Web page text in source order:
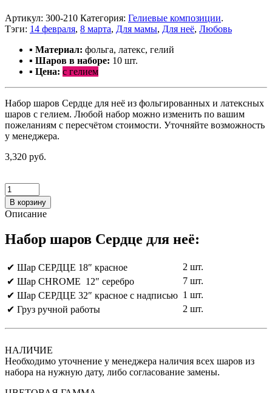
Артикул: 300-210 Категория: Гелиевые композиции.
Тэги: 14 февраля, 8 марта, Для мамы, Для неё, Любовь
▪ Материал: фольга, латекс, гелий
▪ Шаров в наборе: 10 шт.
▪ Цена: с гелием
Набор шаров Сердце для неё из фольгированных и латексных
шаров с гелием. Любой набор можно изменить по вашим
пожеланиям с пересчётом стоимости. Уточняйте возможность
у менеджера.
3,320 руб.
В корзину
Описание
Набор шаров Сердце для неё:
✔ Шар СЕРДЦЕ 18″ красное
2 шт.
✔ Шар CHROME 12″ серебро
7 шт.
✔ Шар СЕРДЦЕ 32″ красное с надписью 1 шт.
✔ Груз ручной работы
2 шт.
НАЛИЧИЕ
Необходимо уточнение у менеджера наличия всех шаров из
набора на нужную дату, либо согласование замены.